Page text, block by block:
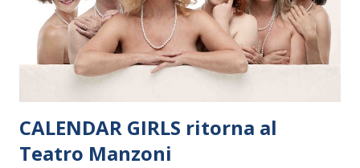
volta. L’orchestra, fondata nel 2008 da Kristjan Järvi (affiancato
da un prestigioso consiglio di consulent...
CALENDAR GIRLS ritorna al
Teatro Manzoni